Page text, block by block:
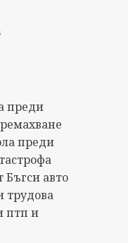
преди
преди
Бъгси авто
трудова
птп и